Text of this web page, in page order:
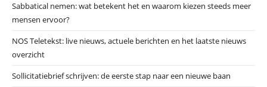
Sabbatical nemen: wat betekent het en waarom kiezen steeds meer
mensen ervoor?
NOS Teletekst: live nieuws, actuele berichten en het laatste nieuws
overzicht
Sollicitatiebrief schrijven: de eerste stap naar een nieuwe baan